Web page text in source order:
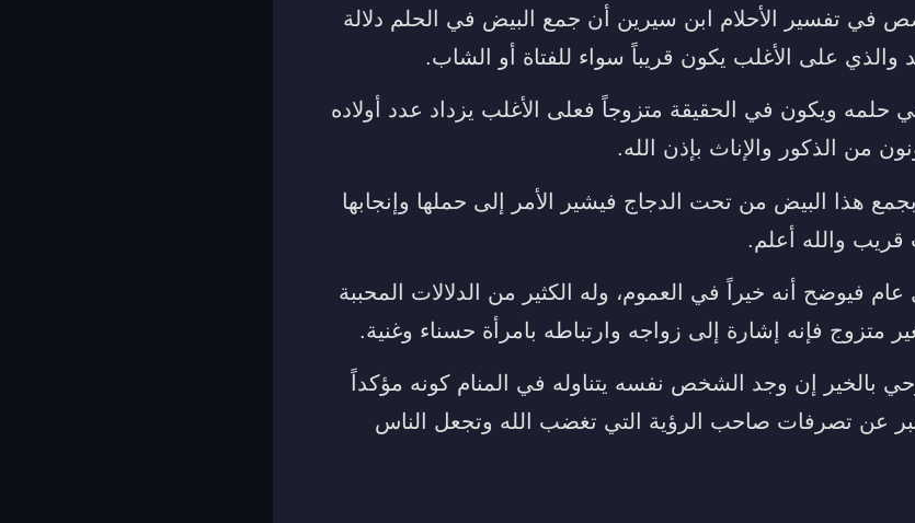
في تفسير الأحلام ابن سيرين أن جمع البيض في الحلم دلالة
والذي على الأغلب يكون قريباً سواء للفتاة أو الشاب.
ويكون في الحقيقة متزوجاً فعلى الأغلب يزداد عدد أولاده
من الذكور والإناث بإذن الله.
هذا البيض من تحت الدجاج فيشير الأمر إلى حملها وإنجابها
والله أعلم.
فيوضح أنه خيراً في العموم، وله الكثير من الدلالات المحببة
متزوج فإنه إشارة إلى زواجه وارتباطه بامرأة حسناء وغنية.
بالخير إن وجد الشخص نفسه يتناوله في المنام كونه مؤكداً
عن تصرفات صاحب الرؤية التي تغضب الله وتجعل الناس